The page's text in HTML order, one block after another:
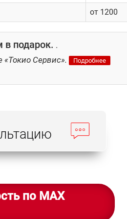
от 1200
подарок. .
Сервис». Подробнее
по MAX